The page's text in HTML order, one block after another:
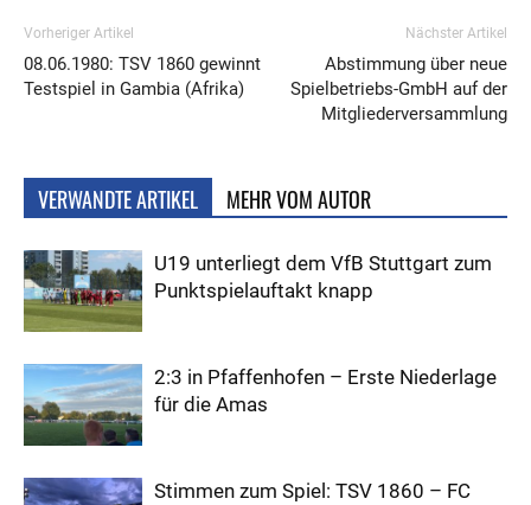
Vorheriger Artikel
08.06.1980: TSV 1860 gewinnt
Testspiel in Gambia (Afrika)
Nächster Artikel
Abstimmung über neue
Spielbetriebs-GmbH auf der
Mitgliederversammlung
VERWANDTE ARTIKEL MEHR VOM AUTOR
U19 unterliegt dem VfB Stuttgart zum
Punktspielauftakt knapp
2:3 in Pfaffenhofen – Erste Niederlage
für die Amas
Stimmen zum Spiel: TSV 1860 – FC